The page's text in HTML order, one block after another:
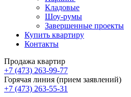
Кладовые
Шоу-румы
Завершенные проекты
Купить квартиру
Контакты
Продажа квартир
+7 (473) 263-99-77
Горячая линия (прием заявлений)
+7 (473) 263-55-31